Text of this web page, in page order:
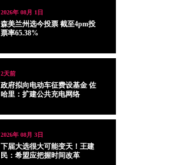
2026年 08月 1日
森美兰州选今投票 截至4pm投
票率65.38%
2天前
政府拟向电动车征费设基金 佐
哈里：扩建公共充电网络
2026年 08月 3日
下届大选很大可能变天！王建
民：希盟应把握时间改革